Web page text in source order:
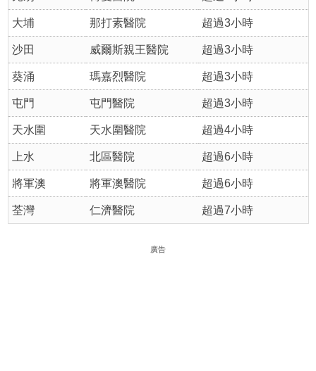
大埔 那打素醫院 超過3小時
沙田 威爾斯親王醫院 超過3小時
葵涌 瑪嘉烈醫院 超過3小時
屯門 屯門醫院 超過3小時
天水圍 天水圍醫院 超過4小時
上水 北區醫院 超過6小時
將軍澳 將軍澳醫院 超過6小時
荃灣 仁濟醫院 超過7小時
廣告